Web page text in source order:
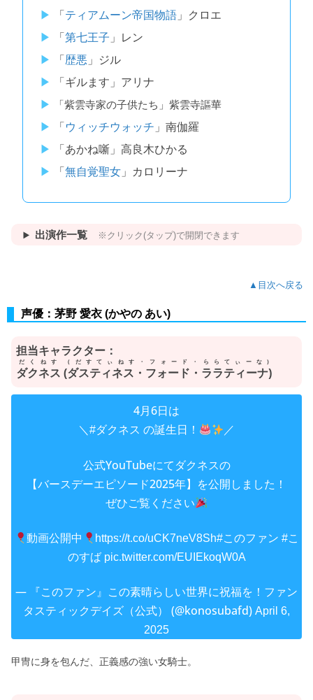
「 ティアムーン帝国物語」クロエ
「 第七王子 」レン
「 歴悪 」ジル
「ギルます」アリナ
「紫雲寺家の子供たち」紫雲寺謳華
「 ウィッチウォッチ 」南伽羅
「あかね噺」高良木ひかる
「 無自覚聖女」カロリーナ
出演作一覧 ※クリック(タップ)で開閉できます
▲目次へ戻る
声優：茅野 愛衣 (かやの あい)
担当キャラクター：
ダクネス (ダスティネス・フォード・ララティーナ)
だくねす (だすてぃねす・フォード・ららてぃーな)
4月6日は
＼ #ダクネス の誕生日！ ／
公式YouTubeにてダクネスの
【バースデーエピソード2025年】を公開しました！
ぜひご覧ください
動画公開中 https://t.co/uCK7neV8Sh#このファン #こ
のすば pic.twitter.com/EUIEkoqW0A
— 『このファン』この素晴らしい世界に祝福を！ファン
タスティックデイズ（公式） (@konosubafd) April 6,
2025
甲冑に身を包んだ、正義感の強い女騎士。